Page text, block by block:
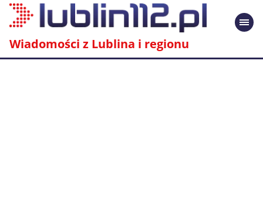
Wiadomości z Lublina i regionu